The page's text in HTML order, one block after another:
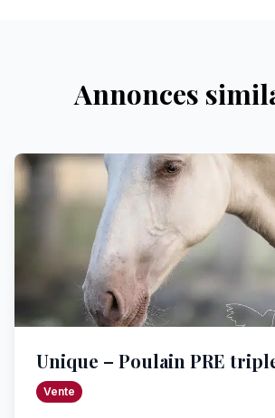
Annonces
Unique – Poulain PRE
Vente